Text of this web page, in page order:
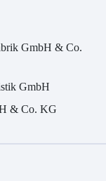
GmbH & Co.
GmbH
& Co. KG